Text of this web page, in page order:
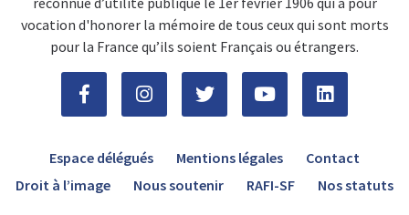
vocation d'honorer la mémoire de tous ceux qui sont morts
pour la France qu’ils soient Français ou étrangers.
Espace délégués Mentions légales
Contact
Droit à l’image
Nous soutenir RAFI-SF Nos statuts